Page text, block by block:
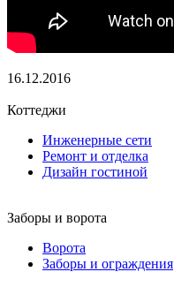
16.12.2016
Коттеджи
Инженерные сети
Ремонт и отделка
Дизайн гостиной
Заборы и ворота
Ворота
Заборы и ограждения